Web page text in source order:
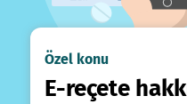
Özel konu
E-reçete